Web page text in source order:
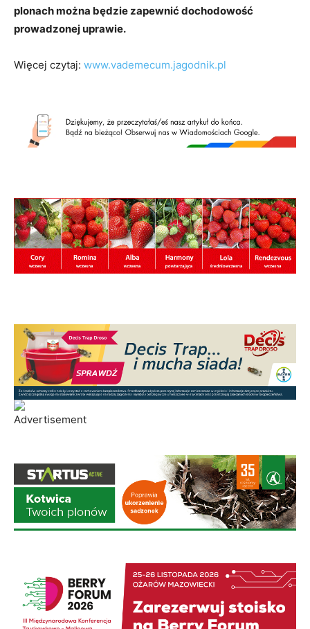
plonach można będzie zapewnić dochodowość
prowadzonej uprawie.
Więcej czytaj: www.vademecum.jagodnik.pl